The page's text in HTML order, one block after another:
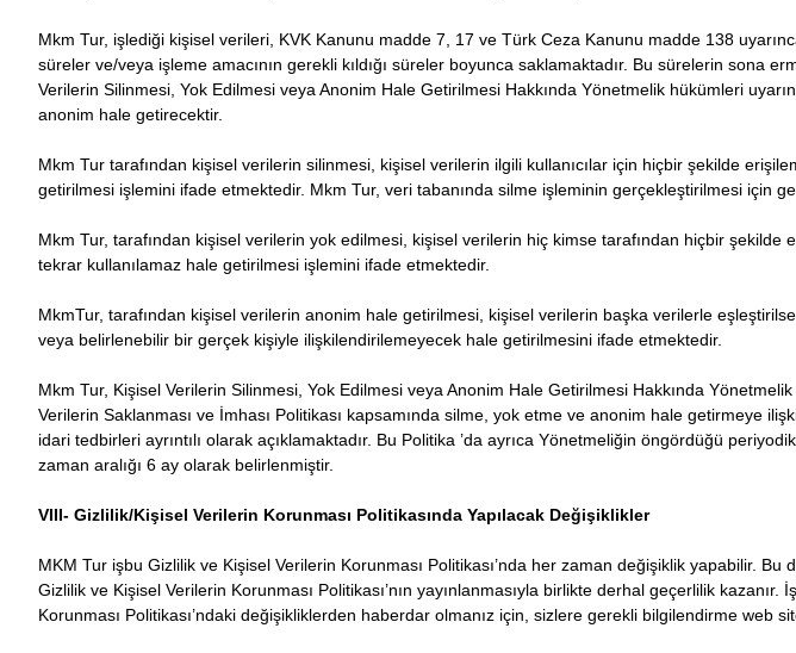
Mkm Tur, işlediği kişisel verileri, KVK Kanunu madde 7, 17 ve Türk Ceza Kanunu madde 138
süreler ve/veya işleme amacının gerekli kıldığı süreler boyunca saklamaktadır. Bu sürelerin sona
Verilerin Silinmesi, Yok Edilmesi veya Anonim Hale Getirilmesi Hakkında Yönetmelik hükümleri
anonim hale getirecektir.
Mkm Tur tarafından kişisel verilerin silinmesi, kişisel verilerin ilgili kullanıcılar için hiçbir şekilde
getirilmesi işlemini ifade etmektedir. Mkm Tur, veri tabanında silme işleminin gerçekleştirilmesi için
Mkm Tur, tarafından kişisel verilerin yok edilmesi, kişisel verilerin hiç kimse tarafından hiçbir şekilde
tekrar kullanılamaz hale getirilmesi işlemini ifade etmektedir.
MkmTur, tarafından kişisel verilerin anonim hale getirilmesi, kişisel verilerin başka verilerle
veya belirlenebilir bir gerçek kişiyle ilişkilendirilemeyecek hale getirilmesini ifade etmektedir.
Mkm Tur, Kişisel Verilerin Silinmesi, Yok Edilmesi veya Anonim Hale Getirilmesi Hakkında Yönetmelik
Verilerin Saklanması ve İmhası Politikası kapsamında silme, yok etme ve anonim hale getirmeye
idari tedbirleri ayrıntılı olarak açıklamaktadır. Bu Politika ’da ayrıca Yönetmeliğin öngördüğü
zaman aralığı 6 ay olarak belirlenmiştir.
VIII- Gizlilik/Kişisel Verilerin Korunması Politikasında Yapılacak Değişiklikler
MKM Tur işbu Gizlilik ve Kişisel Verilerin Korunması Politikası’nda her zaman değişiklik yapabilir. Bu
Gizlilik ve Kişisel Verilerin Korunması Politikası’nın yayınlanmasıyla birlikte derhal geçerlilik kazanır.
Korunması Politikası’ndaki değişikliklerden haberdar olmanız için, sizlere gerekli bilgilendirme web